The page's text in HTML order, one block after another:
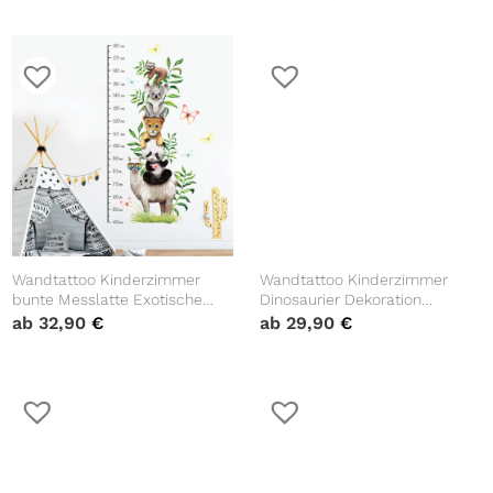
Wandtattoo Kinderzimmer
bunte Messlatte Exotische
Tiere Dschungel 40 – 180 cm
ab32,90€
Wandtattoo Kinderzimmer
Dinosaurier Dekoration
Babyzimmer Wandaufkleber
ab 29,90 €